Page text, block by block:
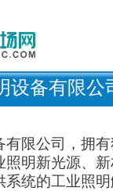
设备有限公
有限公司，拥
照明新光源、
系统的工业照